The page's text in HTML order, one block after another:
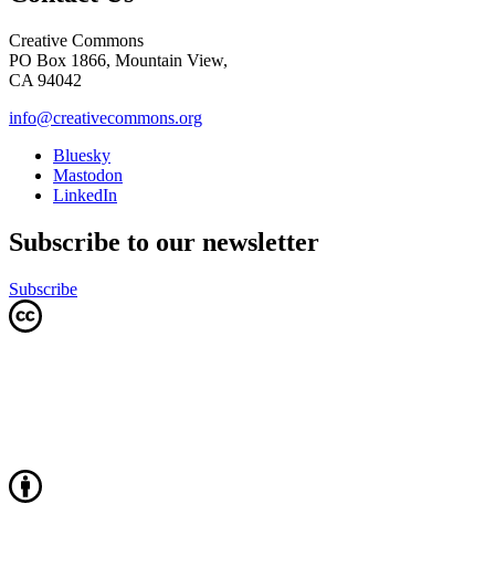
Creative Commons
PO Box 1866, Mountain View,
CA 94042
info@creativecommons.org
Bluesky
Mastodon
LinkedIn
Subscribe to our newsletter
Subscribe